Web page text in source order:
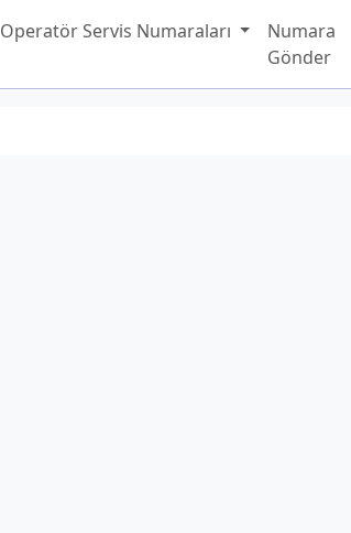
Operatör Servis Numaraları
Numara
Gönder